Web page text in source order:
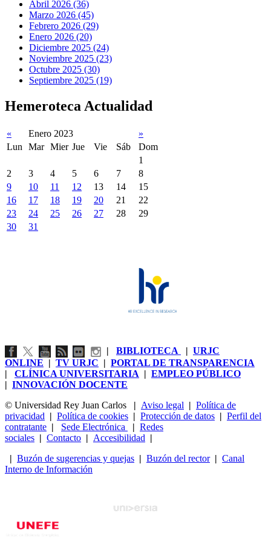
Abril 2026 (36)
Marzo 2026 (45)
Febrero 2026 (29)
Enero 2026 (20)
Diciembre 2025 (24)
Noviembre 2025 (23)
Octubre 2025 (30)
Septiembre 2025 (19)
Hemeroteca Actualidad
« Enero 2023
»
Lun
Mar Mier Jue Vie Sáb
Dom
1
2
3 4 5 6 7
8
9
10 11 12 13 14
15
16
17 18 19 20 21
22
23
24 25 26 27 28
29
30
31
| BIBLIOTECA | URJC
ONLINE | TV URJC | PORTAL DE TRANSPARENCIA
| CLÍNICA UNIVERSITARIA | EMPLEO PÚBLICO
| INNOVACIÓN DOCENTE
© Universidad Rey Juan Carlos
| Aviso legal | Política de
privacidad | Política de cookies | Protección de datos | Perfil del
contratante | Sede Electrónica | Redes
sociales | Contacto | Accesibilidad |
| Buzón de sugerencias y quejas | Buzón del rector| Canal
Interno de Información